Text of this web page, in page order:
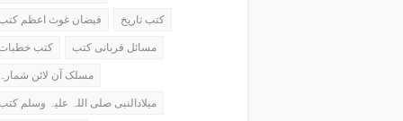
فیضان غوث اعظم
کتب تاریخ
کتب
مسائل قربانی کتب
مسلک آن لائن
میلادالنبی صلی اللہ علیہ وسلم